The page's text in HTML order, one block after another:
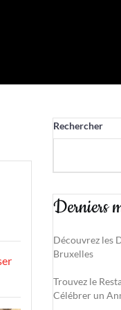
Rechercher
Derniers
Découvrez les
Bruxelles
Trouvez le
Célébrer un